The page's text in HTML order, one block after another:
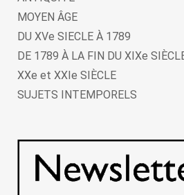
MOYEN ÂGE
DU XVe SIECLE À 1789
DE 1789 À LA FIN DU XIXe
XXe et XXIe SIÈCLE
SUJETS INTEMPORELS